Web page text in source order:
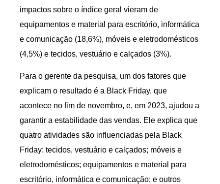
impactos sobre o índice geral vieram de
equipamentos e material para escritório, informática
e comunicação (18,6%), móveis e eletrodomésticos
(4,5%) e tecidos, vestuário e calçados (3%).
Para o gerente da pesquisa, um dos fatores que
explicam o resultado é a Black Friday, que
acontece no fim de novembro, e, em 2023, ajudou a
garantir a estabilidade das vendas. Ele explica que
quatro atividades são influenciadas pela Black
Friday: tecidos, vestuário e calçados; móveis e
eletrodomésticos; equipamentos e material para
escritório, informática e comunicação; e outros